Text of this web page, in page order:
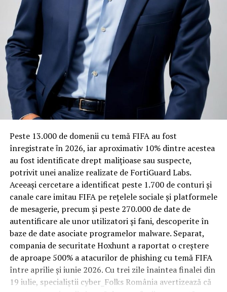
cameră și baie sau dintre pat și fereastră. Un material cu
proprietăți fonoabsorbante bune reduce transmiterea
zgomotului către camerele vecine și către etajele
inferioare, un aspect esențial mai ales în clădirile mai
vechi, cu structuri care nu au fost proiectate inițial
pentru izolare fonică performantă.
Rotația rapidă a oaspeților cere
materiale rezistente
Spre diferență de o locuință obișnuită, o cameră de hotel
trece printr-un ciclu de utilizare intensă: oaspeți diferiți,
bagaje trase pe roți, curățenie zilnică, uneori mai multe
rezervări consecutive în aceeași săptămână. Această
frecvență ridicată de utilizare pune presiune reală pe
orice suprafață, iar pardoseala este printre primele
elemente afectate vizibil, mai ales în zona din jurul
patului și a ușii de acces.
În etapa de renovare sau construcție, administratorii
care iau în calcul mocheta trafic intenspentru zonele
cu rotație mare reduc riscul de uzură prematură și de
decolorare vizibilă în punctele de trecere frecventă. Este
Peste 13.000 de domenii cu temă FIFA au fost
înregistrate ȋn 2026, iar aproximativ 10% dintre acestea
au fost identificate drept malițioase sau suspecte,
potrivit unei analize realizate de FortiGuard Labs.
Aceeași cercetare a identificat peste 1.700 de conturi și
canale care imitau FIFA pe rețelele sociale și platformele
de mesagerie, precum și peste 270.000 de date de
autentificare ale unor utilizatori și fani, descoperite în
baze de date asociate programelor malware. Separat,
compania de securitate Hoxhunt a raportat o creștere
de aproape 500% a atacurilor de phishing cu temă FIFA
între aprilie și iunie 2026. Cu trei zile înaintea finalei din
19 iulie, specialiștii cyber_Folks România avertizează că